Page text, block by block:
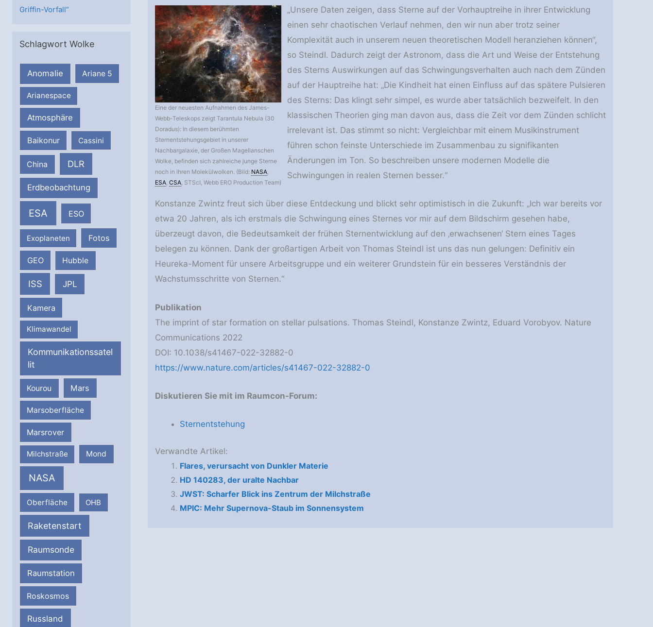
Griffin-Vorfall”
Schlagwort Wolke
Anomalie Ariane 5
Arianespace
Atmosphäre
Baikonur Cassini
China DLR
Erdbeobachtung
ESA ESO
Exoplaneten Fotos
GEO Hubble
ISS JPL
Kamera
Klimawandel
Kommunikationssatel
lit
Kourou Mars
Marsoberfläche
Marsrover
Milchstraße Mond
NASA
Oberfläche OHB
Raketenstart
Raumsonde
Raumstation
Roskosmos
Russland
Eine der neuesten Aufnahmen des James-
Webb-Teleskops zeigt Tarantula Nebula (30
Doradus): In diesem berühmten
Sternentstehungsgebiet in unserer
Nachbargalaxie, der Großen Magellanschen
Wolke, befinden sich zahlreiche junge Sterne
noch in ihren Molekülwolken. (Bild: NASA,
ESA, CSA, STScI, Webb ERO Production Team)
„Unsere Daten zeigen, dass Sterne auf der Vorhauptreihe in ihrer Entwicklung
einen sehr chaotischen Verlauf nehmen, den wir nun aber trotz seiner
Komplexität auch in unserem neuen theoretischen Modell heranziehen können“,
so Steindl. Dadurch zeigt der Astronom, dass die Art und Weise der Entstehung
des Sterns Auswirkungen auf das Schwingungsverhalten auch nach dem Zünden
auf der Hauptreihe hat: „Die Kindheit hat einen Einfluss auf das spätere Pulsieren
des Sterns: Das klingt sehr simpel, es wurde aber tatsächlich bezweifelt. In den
klassischen Theorien ging man davon aus, dass die Zeit vor dem Zünden schlicht
irrelevant ist. Das stimmt so nicht: Vergleichbar mit einem Musikinstrument
führen schon feinste Unterschiede im Zusammenbau zu signifikanten
Änderungen im Ton. So beschreiben unsere modernen Modelle die
Schwingungen in realen Sternen besser.“
Konstanze Zwintz freut sich über diese Entdeckung und blickt sehr optimistisch in die Zukunft: „Ich war bereits vor
etwa 20 Jahren, als ich erstmals die Schwingung eines Sternes vor mir auf dem Bildschirm gesehen habe,
überzeugt davon, die Bedeutsamkeit der frühen Sternentwicklung auf den ‚erwachsenen‘ Stern eines Tages
belegen zu können. Dank der großartigen Arbeit von Thomas Steindl ist uns das nun gelungen: Definitiv ein
Heureka-Moment für unsere Arbeitsgruppe und ein weiterer Grundstein für ein besseres Verständnis der
Wachstumsschritte von Sternen.“
Publikation
The imprint of star formation on stellar pulsations. Thomas Steindl, Konstanze Zwintz, Eduard Vorobyov. Nature
Communications 2022
DOI: 10.1038/s41467-022-32882-0
https://www.nature.com/articles/s41467-022-32882-0
Diskutieren Sie mit im Raumcon-Forum:
Sternentstehung
Verwandte Artikel:
Flares, verursacht von Dunkler Materie
HD 140283, der uralte Nachbar
JWST: Scharfer Blick ins Zentrum der Milchstraße
MPIC: Mehr Supernova-Staub im Sonnensystem